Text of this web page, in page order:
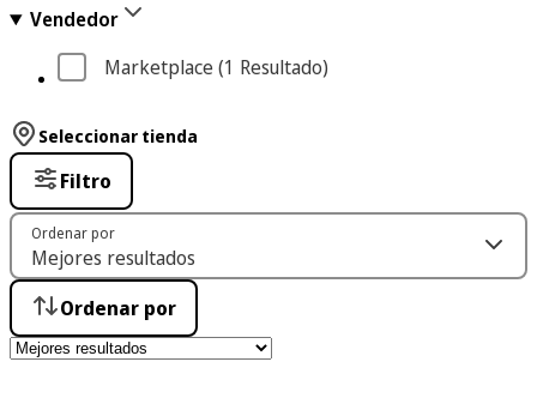
Vendedor
Marketplace (1 Resultado)
Seleccionar tienda
Filtro
Ordenar por
Ordenar por